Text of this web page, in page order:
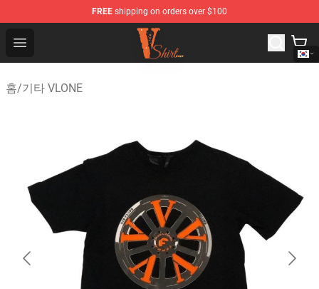
FREE shipping on orders over $100
Open menu
Vlone Shirt Store - Official Vlone Shirt Shop
홈/기타 VLONE